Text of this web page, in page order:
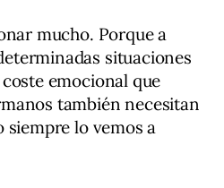
mucho. Porque a
situaciones
emocional que
también necesitan
siempre lo vemos a